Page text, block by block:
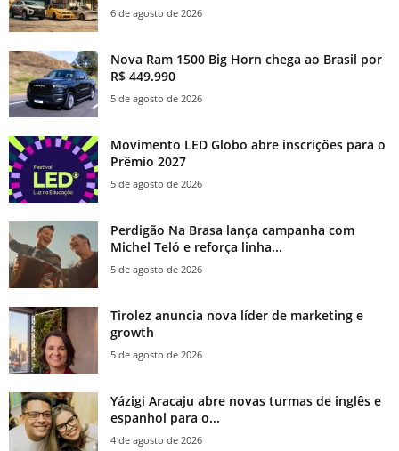
6 de agosto de 2026
Nova Ram 1500 Big Horn chega ao Brasil por
R$ 449.990
5 de agosto de 2026
Movimento LED Globo abre inscrições para o
Prêmio 2027
5 de agosto de 2026
Perdigão Na Brasa lança campanha com
Michel Teló e reforça linha...
5 de agosto de 2026
Tirolez anuncia nova líder de marketing e
growth
5 de agosto de 2026
Yázigi Aracaju abre novas turmas de inglês e
espanhol para o...
4 de agosto de 2026